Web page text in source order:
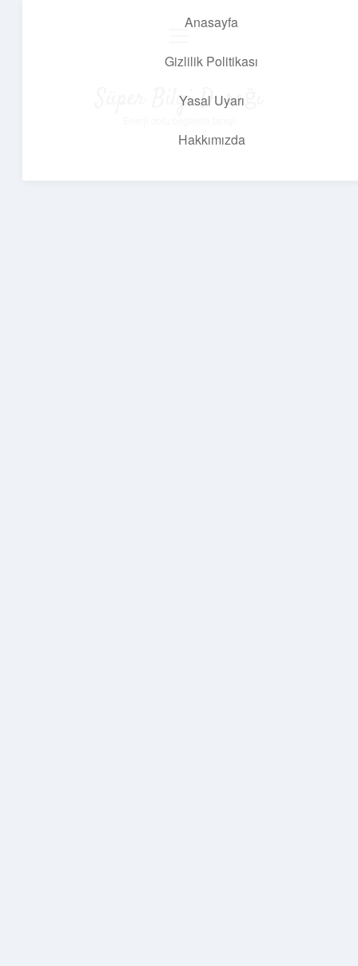
Anasayfa
Gizlilik Politikası
Yasal Uyarı
Hakkımızda
Süper Bilgi Durağı